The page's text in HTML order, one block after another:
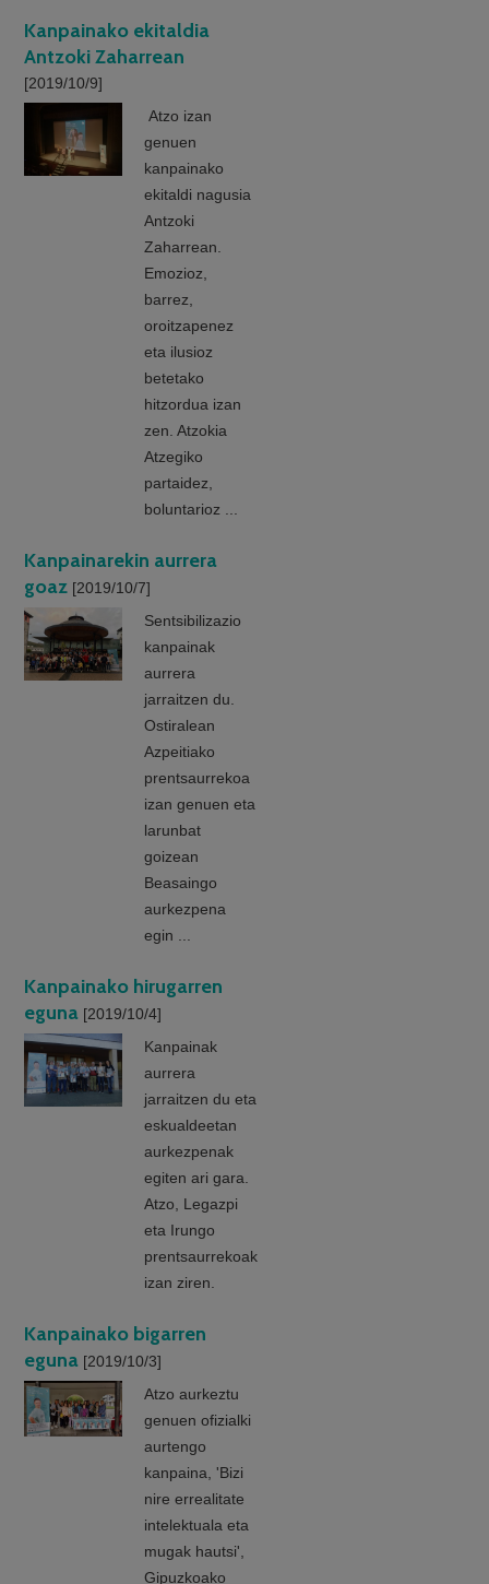
Kanpainako ekitaldia
Antzoki Zaharrean
[2019/10/9]
Atzo izan
genuen
kanpainako
ekitaldi nagusia
Antzoki
Zaharrean.
Emozioz,
barrez,
oroitzapenez
eta ilusioz
betetako
hitzordua izan
zen. Atzokia
Atzegiko
partaidez,
boluntarioz ...
Kanpainarekin aurrera
goaz [2019/10/7]
Sentsibilizazio
kanpainak
aurrera
jarraitzen du.
Ostiralean
Azpeitiako
prentsaurrekoa
izan genuen eta
larunbat
goizean
Beasaingo
aurkezpena
egin ...
Kanpainako hirugarren
eguna [2019/10/4]
Kanpainak
aurrera
jarraitzen du eta
eskualdeetan
aurkezpenak
egiten ari gara.
Atzo, Legazpi
eta Irungo
prentsaurrekoak
izan ziren.
Kanpainako bigarren
eguna [2019/10/3]
Atzo aurkeztu
genuen ofizialki
aurtengo
kanpaina, 'Bizi
nire errealitate
intelektuala eta
mugak hautsi',
Gipuzkoako